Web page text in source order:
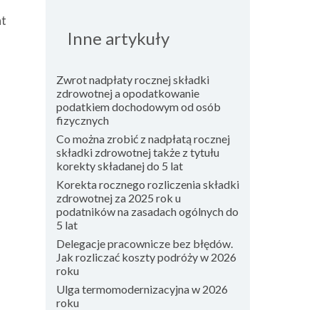
Inne artykuły
Zwrot nadpłaty rocznej składki
zdrowotnej a opodatkowanie
podatkiem dochodowym od osób
fizycznych
Co można zrobić z nadpłatą rocznej
składki zdrowotnej także z tytułu
korekty składanej do 5 lat
Korekta rocznego rozliczenia składki
zdrowotnej za 2025 rok u
podatników na zasadach ogólnych do
5 lat
Delegacje pracownicze bez błędów.
Jak rozliczać koszty podróży w 2026
roku
Ulga termomodernizacyjna w 2026
roku